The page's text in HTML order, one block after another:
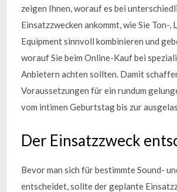
zeigen Ihnen, worauf es bei
Einsatzzwecken ankommt, wie Sie Ton-,
Equipment sinnvoll kombinieren und
worauf Sie beim Online-Kauf bei
Anbietern achten sollten. Damit
Voraussetzungen für ein rundum
vom intimen Geburtstag bis zur
Der Einsatzzweck
Bevor man sich für bestimmte Sound-
entscheidet, sollte der geplante